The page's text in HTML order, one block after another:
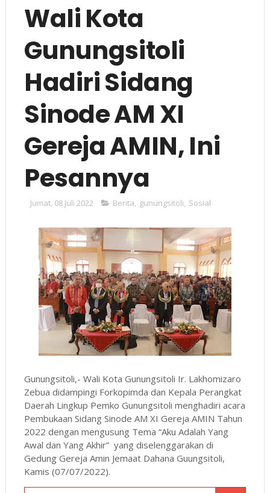
Wali Kota
Gunungsitoli
Hadiri Sidang
Sinode AM XI
Gereja AMIN, Ini
Pesannya
Jumat, 08 Juli 2022 Berita, gunungsitoli, Sosial
Gunungsitoli,- Wali Kota Gunungsitoli Ir. Lakhomizaro
Zebua didampingi Forkopimda dan Kepala Perangkat
Daerah Lingkup Pemko Gunungsitoli menghadiri acara
Pembukaan Sidang Sinode AM XI Gereja AMIN Tahun
2022 dengan mengusung Tema “Aku Adalah Yang
Awal dan Yang Akhir” yang diselenggarakan di
Gedung Gereja Amin Jemaat Dahana Guungsitoli,
Kamis (07/07/2022).